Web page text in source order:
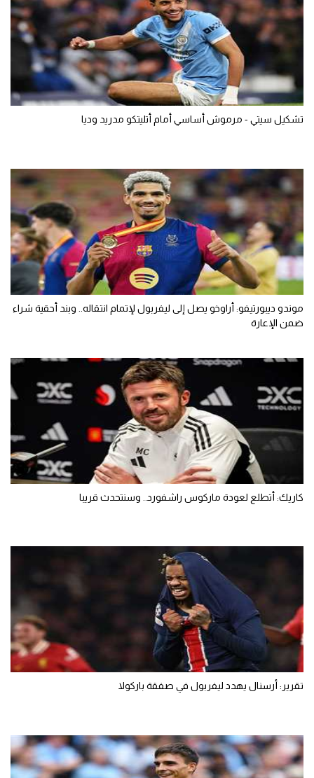
تشكيل سيتي - مرموش أساسي أمام أتليتكو مدريد وديا
موندو ديبورتيفو: أراوخو يصل إلى ليفربول لإتمام انتقاله.. وبند أحقية شراء
ضمن الإعارة
كاريك: أتطلع لعودة ماركوس راشفورد.. وسنتحدث قريبا
تقرير: أرسنال يهدد ليفربول في صفقة باركولا